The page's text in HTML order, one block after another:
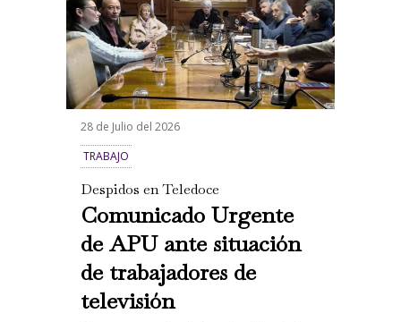
28 de Julio del 2026
TRABAJO
Despidos en Teledoce
Comunicado Urgente
de APU ante situación
de trabajadores de
televisión